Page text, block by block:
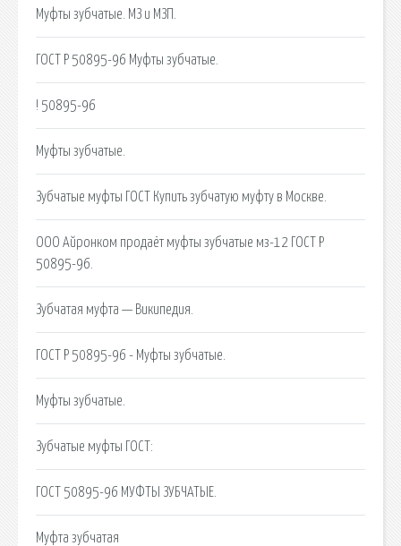
Муфты зубчатые. МЗ и МЗП.
ГОСТ Р 50895-96 Муфты зубчатые.
! 50895-96
Муфты зубчатые.
Зубчатые муфты ГОСТ Купить зубчатую муфту в Москве.
ООО Айронком продаёт муфты зубчатые мз-12 ГОСТ Р
50895-96.
Зубчатая муфта — Википедия.
ГОСТ Р 50895-96 - Муфты зубчатые.
Муфты зубчатые.
Зубчатые муфты ГОСТ:
ГОСТ 50895-96 МУФТЫ ЗУБЧАТЫЕ.
Муфта зубчатая